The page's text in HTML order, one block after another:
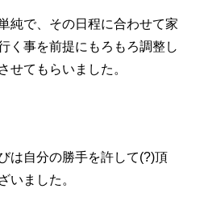
純で、その日程に合わせて家
く事を前提にもろもろ調整し
せてもらいました。
は自分の勝手を許して(?)頂
いました。